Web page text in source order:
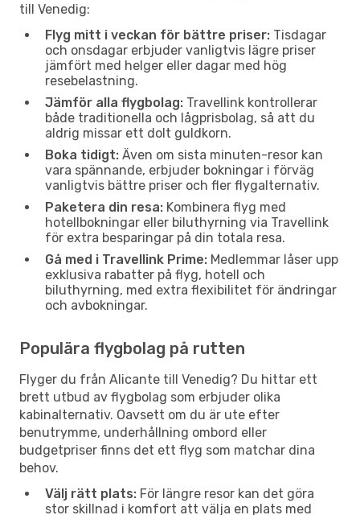
till Venedig:
Flyg mitt i veckan för bättre priser: Tisdagar
och onsdagar erbjuder vanligtvis lägre priser
jämfört med helger eller dagar med hög
resebelastning.
Jämför alla flygbolag: Travellink kontrollerar
både traditionella och lågprisbolag, så att du
aldrig missar ett dolt guldkorn.
Boka tidigt: Även om sista minuten-resor kan
vara spännande, erbjuder bokningar i förväg
vanligtvis bättre priser och fler flygalternativ.
Paketera din resa: Kombinera flyg med
hotellbokningar eller biluthyrning via Travellink
för extra besparingar på din totala resa.
Gå med i Travellink Prime: Medlemmar låser upp
exklusiva rabatter på flyg, hotell och
biluthyrning, med extra flexibilitet för ändringar
och avbokningar.
Populära flygbolag på rutten
Flyger du från Alicante till Venedig? Du hittar ett
brett utbud av flygbolag som erbjuder olika
kabinalternativ. Oavsett om du är ute efter
benutrymme, underhållning ombord eller
budgetpriser finns det ett flyg som matchar dina
behov.
Välj rätt plats: För längre resor kan det göra
stor skillnad i komfort att välja en plats med